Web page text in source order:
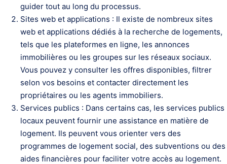
guider tout au long du processus.
Sites web et applications : Il existe de nombreux sites
web et applications dédiés à la recherche de logements,
tels que les plateformes en ligne, les annonces
immobilières ou les groupes sur les réseaux sociaux.
Vous pouvez y consulter les offres disponibles, filtrer
selon vos besoins et contacter directement les
propriétaires ou les agents immobiliers.
Services publics : Dans certains cas, les services publics
locaux peuvent fournir une assistance en matière de
logement. Ils peuvent vous orienter vers des
programmes de logement social, des subventions ou des
aides financières pour faciliter votre accès au logement.